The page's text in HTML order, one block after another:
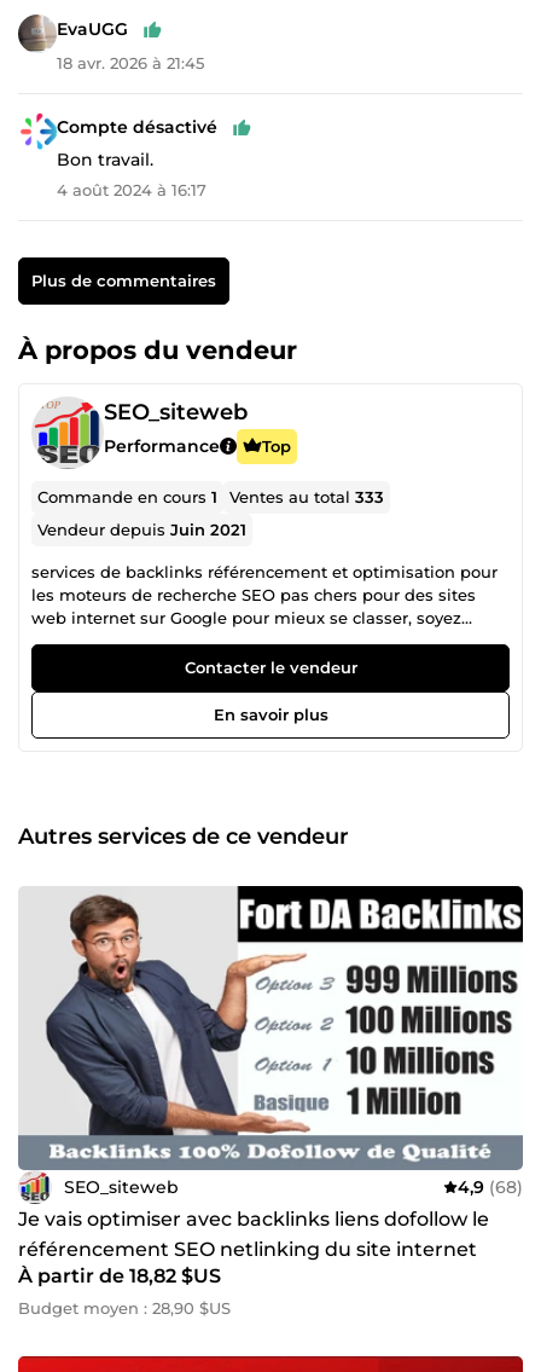
EvaUGG
18 avr. 2026 à 21:45
Compte désactivé
Bon travail.
4 août 2024 à 16:17
Plus de commentaires
À propos du vendeur
SEO_siteweb
Performance Top
Commande en cours1 Ventes au total333
Vendeur depuisJuin 2021
services de backlinks référencement et optimisation pour
les moteurs de recherche SEO pas chers pour des sites
web internet sur Google pour mieux se classer, soyez
assuré que vous obtiendrez ici un service de haute qualité
pour améliorer votre visibilité sur Google. Vous pouvez
compter sur nous pour analyser optimiser et améliorer seo
votre site web intenet et proposer une offre booster SEO
netlinking sur mesure, nous mettrons toute notre
positionnement SEO naturel de sites web et boutiques e-
commerce. l'achat des liens seo présente de nombreux
appréciée des spécialistes du SEO. Déjà plusieurs sites
internet optimiser dans le top 10 Google, et pourquoi pas
le vôtre ? Qu'attendez-vous pour positionner votre site web
sur Google avec des backlinks DA élevés. Quel que soit
votre secteur d'activité, vous pourrez facilement mettre en
place une campagne de netlinking à travers l'achat de
liens .
Contacter le vendeur
En savoir plus
Autres services de ce vendeur
SEO_siteweb 4,9 (68)
Je vais optimiser avec backlinks liens dofollow le
référencement SEO netlinking du site internet
À partir de 18,82 $US
Budget moyen : 28,90 $US